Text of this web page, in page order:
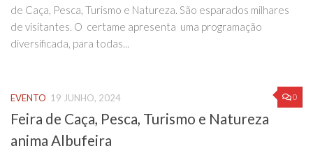
de Caça, Pesca, Turismo e Natureza. São esparados milhares
de visitantes. O certame apresenta uma programação
diversificada, para todas...
0
EVENTO 19 JUNHO, 2024
Feira de Caça, Pesca, Turismo e Natureza
anima Albufeira